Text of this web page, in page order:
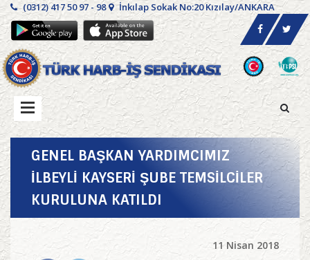
(0312) 417 50 97 - 98 İnkılap Sokak No:20 Kızılay/ANKARA
GENEL BAŞKAN YARDIMCIMIZ
İLBEYLİ KAYSERİ ŞUBE TEMSİLCİLER
KURULUNA KATILDI
11 Nisan 2018